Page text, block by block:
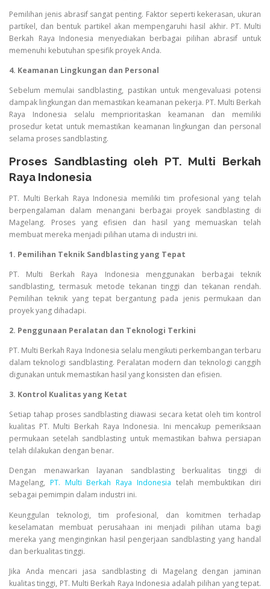
Pemilihan jenis abrasif sangat penting. Faktor seperti kekerasan, ukuran
partikel, dan bentuk partikel akan mempengaruhi hasil akhir. PT. Multi
Berkah Raya Indonesia menyediakan berbagai pilihan abrasif untuk
memenuhi kebutuhan spesifik proyek Anda.
4. Keamanan Lingkungan dan Personal
Sebelum memulai sandblasting, pastikan untuk mengevaluasi potensi
dampak lingkungan dan memastikan keamanan pekerja. PT. Multi Berkah
Raya Indonesia selalu memprioritaskan keamanan dan memiliki
prosedur ketat untuk memastikan keamanan lingkungan dan personal
selama proses sandblasting.
Proses Sandblasting oleh PT. Multi Berkah
Raya Indonesia
PT. Multi Berkah Raya Indonesia memiliki tim profesional yang telah
berpengalaman dalam menangani berbagai proyek sandblasting di
Magelang. Proses yang efisien dan hasil yang memuaskan telah
membuat mereka menjadi pilihan utama di industri ini.
1. Pemilihan Teknik Sandblasting yang Tepat
PT. Multi Berkah Raya Indonesia menggunakan berbagai teknik
sandblasting, termasuk metode tekanan tinggi dan tekanan rendah.
Pemilihan teknik yang tepat bergantung pada jenis permukaan dan
proyek yang dihadapi.
2. Penggunaan Peralatan dan Teknologi Terkini
PT. Multi Berkah Raya Indonesia selalu mengikuti perkembangan terbaru
dalam teknologi sandblasting. Peralatan modern dan teknologi canggih
digunakan untuk memastikan hasil yang konsisten dan efisien.
3. Kontrol Kualitas yang Ketat
Setiap tahap proses sandblasting diawasi secara ketat oleh tim kontrol
kualitas PT. Multi Berkah Raya Indonesia. Ini mencakup pemeriksaan
permukaan setelah sandblasting untuk memastikan bahwa persiapan
telah dilakukan dengan benar.
Dengan menawarkan layanan sandblasting berkualitas tinggi di
Magelang, PT. Multi Berkah Raya Indonesia telah membuktikan diri
sebagai pemimpin dalam industri ini.
Keunggulan teknologi, tim profesional, dan komitmen terhadap
keselamatan membuat perusahaan ini menjadi pilihan utama bagi
mereka yang menginginkan hasil pengerjaan sandblasting yang handal
dan berkualitas tinggi.
Jika Anda mencari jasa sandblasting di Magelang dengan jaminan
kualitas tinggi, PT. Multi Berkah Raya Indonesia adalah pilihan yang tepat.